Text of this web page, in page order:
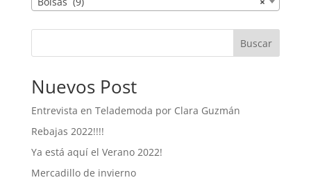
Buscar
Nuevos Post
Entrevista en Telademoda por Clara Guzmán
Rebajas 2022!!!!
Ya está aquí el Verano 2022!
Mercadillo de invierno